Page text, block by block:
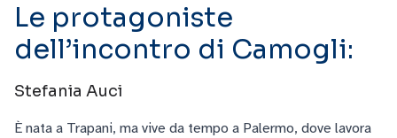
Le protagoniste
dell’incontro di Camogli:
Stefania Auci
È nata a Trapani, ma vive da tempo a Palermo, dove lavora